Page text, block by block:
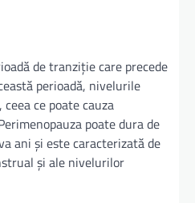
de tranziție care precede
perioadă, nivelurile
ce poate cauza
poate dura de
ani și este caracterizată de
și ale nivelurilor